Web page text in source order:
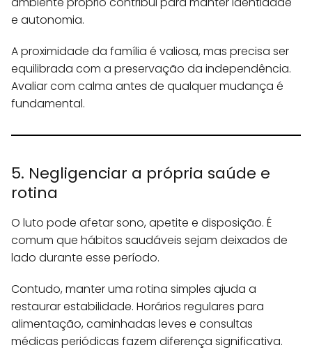
e autonomia.
A proximidade da família é valiosa, mas precisa ser
equilibrada com a preservação da independência.
Avaliar com calma antes de qualquer mudança é
fundamental.
5. Negligenciar a própria saúde e
rotina
O luto pode afetar sono, apetite e disposição. É
comum que hábitos saudáveis sejam deixados de
lado durante esse período.
Contudo, manter uma rotina simples ajuda a
restaurar estabilidade. Horários regulares para
alimentação, caminhadas leves e consultas
médicas periódicas fazem diferença significativa.